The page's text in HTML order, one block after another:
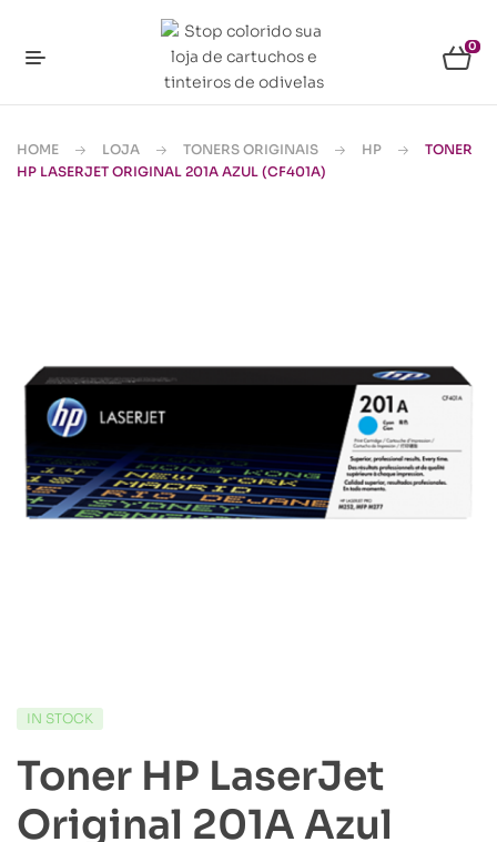
0
HOME LOJA TONERS ORIGINAIS HP
TONER
HP LASERJET ORIGINAL 201A AZUL (CF401A)
IN STOCK
Toner HP LaserJet
Original 201A Azul